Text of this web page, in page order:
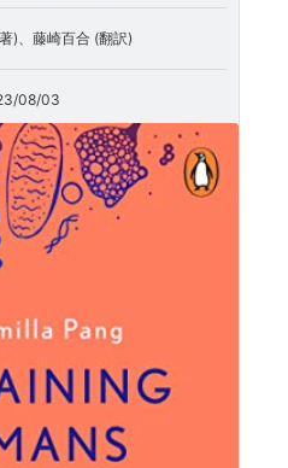
)、藤崎百合 (翻訳)
08/03